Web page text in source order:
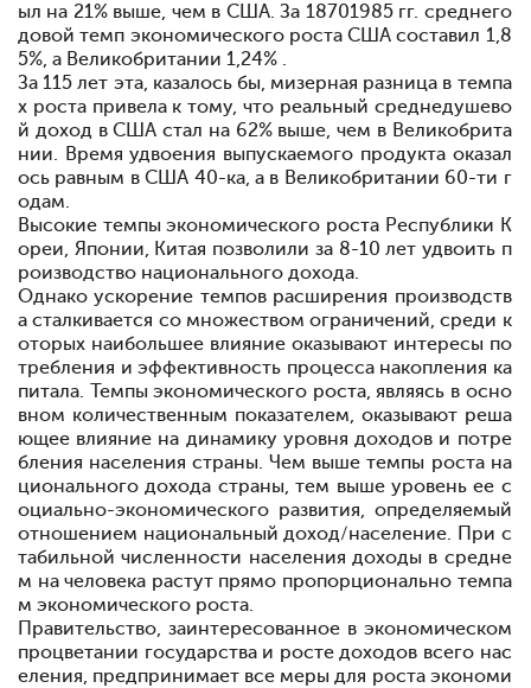
ыл на 21% выше, чем в США. За 18701985 гг. среднего
довой темп экономического роста США составил 1,8
5%, а Великобритании 1,24% .
За 115 лет эта, казалось бы, мизерная разница в темпа
х роста привела к тому, что реальный среднедушево
й доход в США стал на 62% выше, чем в Великобрита
нии. Время удвоения выпускаемого продукта оказал
ось равным в США 40-ка, а в Великобритании 60-ти г
одам.
Высокие темпы экономического роста Республики К
ореи, Японии, Китая позволили за 8-10 лет удвоить п
роизводство национального дохода.
Однако ускорение темпов расширения производств
а сталкивается со множеством ограничений, среди к
оторых наибольшее влияние оказывают интересы по
требления и эффективность процесса накопления ка
питала. Темпы экономического роста, являясь в осно
вном количественным показателем, оказывают реша
ющее влияние на динамику уровня доходов и потре
бления населения страны. Чем выше темпы роста на
ционального дохода страны, тем выше уровень ее с
оциально-экономического развития, определяемый
отношением национальный доход/население. При с
табильной численности населения доходы в средне
м на человека растут прямо пропорционально темпа
м экономического роста.
Правительство, заинтересованное в экономическом
процветании государства и росте доходов всего нас
еления, предпринимает все меры для роста экономи